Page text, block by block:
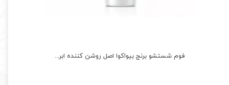
فوم شستشو برنج بیواکوا اصل روشن کننده ابرسان Bioaqua